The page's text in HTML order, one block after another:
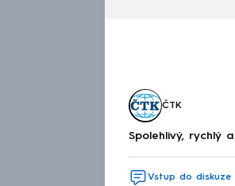
ČTK
Spolehlivý, rychlý
Vstup do diskuze